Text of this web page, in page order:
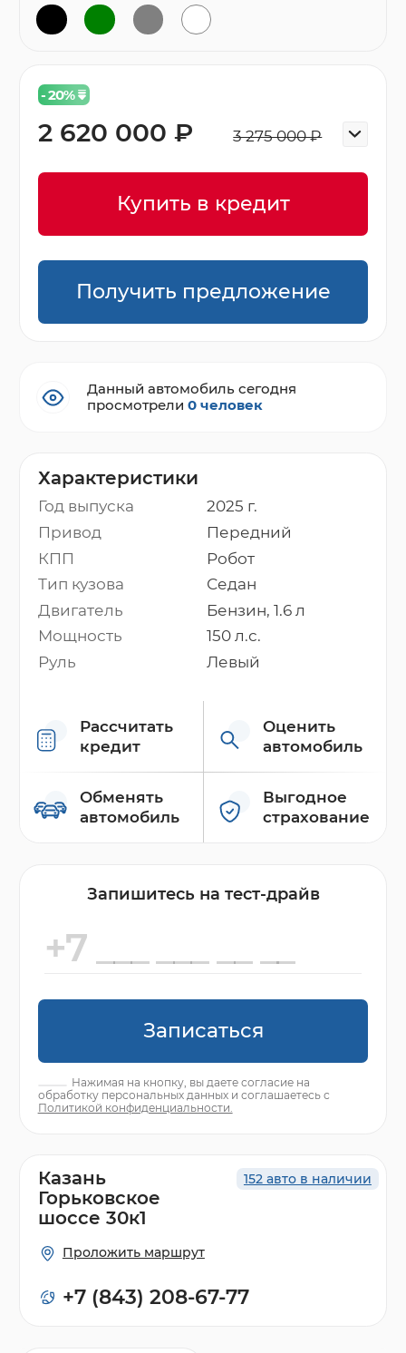
Характеристики
Год выпуска
2025 г.
Привод
Передний
КПП
Робот
Тип кузова
Седан
Двигатель
Бензин, 1.6 л
Мощность
150 л.с.
Руль
Левый
Рассчитать
кредит
Оценить
автомобиль
Обменять
автомобиль
Выгодное
страхование
- 20%
3 275 000 ₽
2 620 000 ₽
Купить в кредит
Получить предложение
Данный автомобиль сегодня
просмотрели0 человек
Запишитесь на тест-драйв
Записаться
Нажимая на кнопку, вы даете согласие на
обработку персональных данных и соглашаетесь с
Политикой конфиденциальности.
152 авто в наличии
Казань
Горьковское
шоссе 30к1
Проложить маршрут
+7 (843) 208-67-77